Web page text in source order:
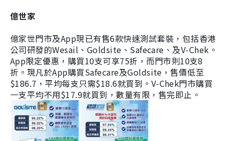
億世家
億家世門市及App現已有售6款快速測試套裝，包括香港
公司研發的Wesail、Goldsite、Safecare、及V-Chek。
App限定優惠，購買10支可享75折，而門市則10支8
折。現凡於App購買Safecare及Goldsite，售價低至
$186.7，平均每支只需$18.6就買到。V-Chek門市購買
一支平均不用$17.9就買到，數量有限，售完即止。